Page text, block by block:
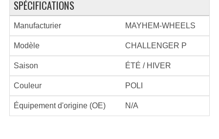
SPÉCIFICATIONS
Manufacturier MAYHEM-WHEELS
Modèle CHALLENGER P
Saison ÉTÉ / HIVER
Couleur POLI
Équipement d'origine (OE) N/A